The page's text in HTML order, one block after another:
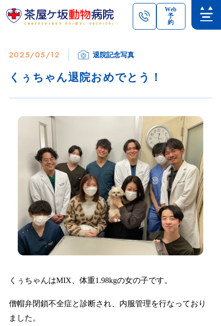
Web
予
約
2025/05/12 退院記念写真
くぅちゃん退院おめでとう！
くぅちゃんはMIX、体重1.98kgの女の子です。
僧帽弁閉鎖不全症と診断され、内服管理を行なっており
ました。